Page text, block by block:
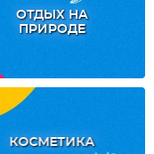
ОТДЫХ НА
ПРИРОДЕ
КОСМЕТИКА